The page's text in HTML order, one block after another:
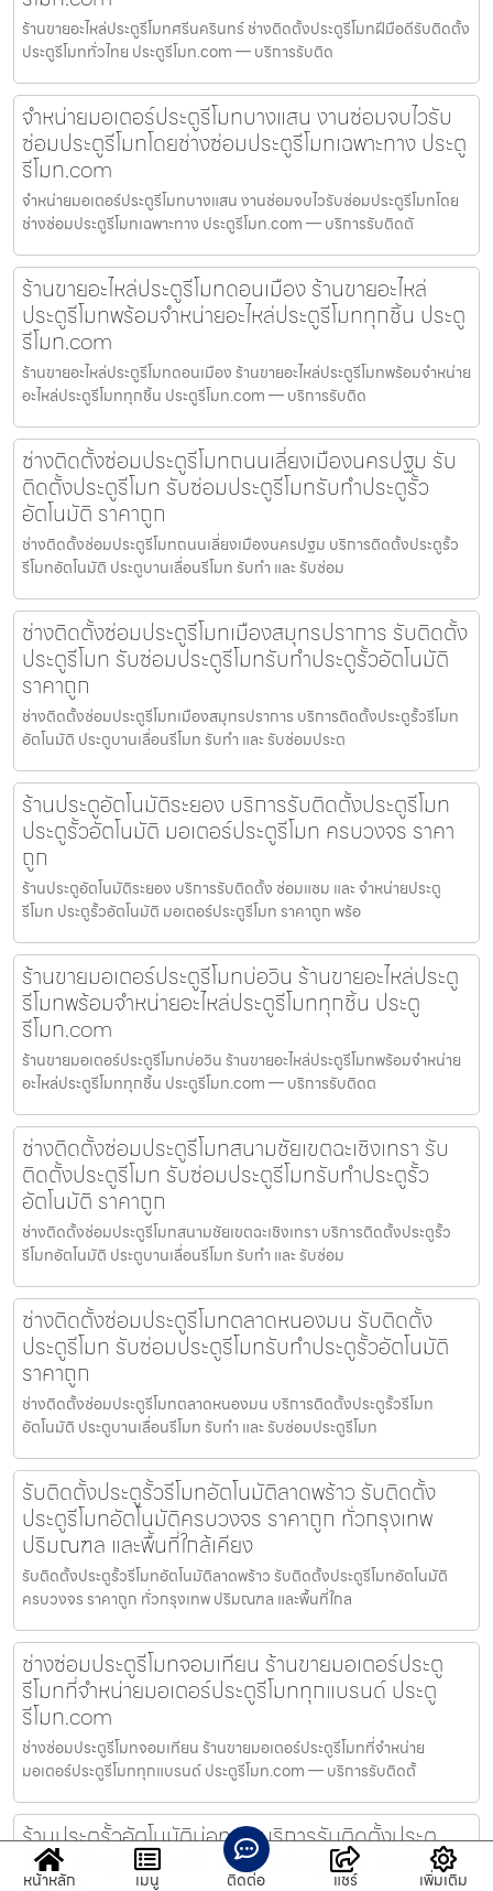
ร้านขายอะไหล่ประตูรีโมทศรีนครินทร์ ช่างติดตั้งประตูรีโมทฝีมือดีรับติดตั้ง
ประตูรีโมททั่วไทย ประตูรีโมท.com — บริการรับติด
จำหน่ายมอเตอร์ประตูรีโมทบางแสน งานซ่อมจบไวรับ
ซ่อมประตูรีโมทโดยช่างซ่อมประตูรีโมทเฉพาะทาง ประตู
รีโมท.com
จำหน่ายมอเตอร์ประตูรีโมทบางแสน งานซ่อมจบไวรับซ่อมประตูรีโมทโดย
ช่างซ่อมประตูรีโมทเฉพาะทาง ประตูรีโมท.com — บริการรับติดตั
ร้านขายอะไหล่ประตูรีโมทดอนเมือง ร้านขายอะไหล่
ประตูรีโมทพร้อมจำหน่ายอะไหล่ประตูรีโมททุกชิ้น ประตู
รีโมท.com
ร้านขายอะไหล่ประตูรีโมทดอนเมือง ร้านขายอะไหล่ประตูรีโมทพร้อมจำหน่าย
อะไหล่ประตูรีโมททุกชิ้น ประตูรีโมท.com — บริการรับติด
ช่างติดตั้งซ่อมประตูรีโมทถนนเลี่ยงเมืองนครปฐม รับ
ติดตั้งประตูรีโมท รับซ่อมประตูรีโมทรับทำประตูรั้ว
อัตโนมัติ ราคาถูก
ช่างติดตั้งซ่อมประตูรีโมทถนนเลี่ยงเมืองนครปฐม บริการติดตั้งประตูรั้ว
รีโมทอัตโนมัติ ประตูบานเลื่อนรีโมท รับทำ และ รับซ่อม
ช่างติดตั้งซ่อมประตูรีโมทเมืองสมุทรปราการ รับติดตั้ง
ประตูรีโมท รับซ่อมประตูรีโมทรับทำประตูรั้วอัตโนมัติ
ราคาถูก
ช่างติดตั้งซ่อมประตูรีโมทเมืองสมุทรปราการ บริการติดตั้งประตูรั้วรีโมท
อัตโนมัติ ประตูบานเลื่อนรีโมท รับทำ และ รับซ่อมประต
ร้านประตูอัตโนมัติระยอง บริการรับติดตั้งประตูรีโมท
ประตูรั้วอัตโนมัติ มอเตอร์ประตูรีโมท ครบวงจร ราคา
ถูก
ร้านประตูอัตโนมัติระยอง บริการรับติดตั้ง ซ่อมแซม และ จำหน่ายประตู
รีโมท ประตูรั้วอัตโนมัติ มอเตอร์ประตูรีโมท ราคาถูก พร้อ
ร้านขายมอเตอร์ประตูรีโมทบ่อวิน ร้านขายอะไหล่ประตู
รีโมทพร้อมจำหน่ายอะไหล่ประตูรีโมททุกชิ้น ประตู
รีโมท.com
ร้านขายมอเตอร์ประตูรีโมทบ่อวิน ร้านขายอะไหล่ประตูรีโมทพร้อมจำหน่าย
อะไหล่ประตูรีโมททุกชิ้น ประตูรีโมท.com — บริการรับติดต
ช่างติดตั้งซ่อมประตูรีโมทสนามชัยเขตฉะเชิงเทรา รับ
ติดตั้งประตูรีโมท รับซ่อมประตูรีโมทรับทำประตูรั้ว
อัตโนมัติ ราคาถูก
ช่างติดตั้งซ่อมประตูรีโมทสนามชัยเขตฉะเชิงเทรา บริการติดตั้งประตูรั้ว
รีโมทอัตโนมัติ ประตูบานเลื่อนรีโมท รับทำ และ รับซ่อม
ช่างติดตั้งซ่อมประตูรีโมทตลาดหนองมน รับติดตั้ง
ประตูรีโมท รับซ่อมประตูรีโมทรับทำประตูรั้วอัตโนมัติ
ราคาถูก
ช่างติดตั้งซ่อมประตูรีโมทตลาดหนองมน บริการติดตั้งประตูรั้วรีโมท
อัตโนมัติ ประตูบานเลื่อนรีโมท รับทำ และ รับซ่อมประตูรีโมท
รับติดตั้งประตูรั้วรีโมทอัตโนมัติลาดพร้าว รับติดตั้ง
ประตูรีโมทอัตโนมัติครบวงจร ราคาถูก ทั่วกรุงเทพ
ปริมณฑล และพื้นที่ใกล้เคียง
รับติดตั้งประตูรั้วรีโมทอัตโนมัติลาดพร้าว รับติดตั้งประตูรีโมทอัตโนมัติ
ครบวงจร ราคาถูก ทั่วกรุงเทพ ปริมณฑล และพื้นที่ใกล
ช่างซ่อมประตูรีโมทจอมเทียน ร้านขายมอเตอร์ประตู
รีโมทที่จำหน่ายมอเตอร์ประตูรีโมททุกแบรนด์ ประตู
รีโมท.com
ช่างซ่อมประตูรีโมทจอมเทียน ร้านขายมอเตอร์ประตูรีโมทที่จำหน่าย
มอเตอร์ประตูรีโมททุกแบรนด์ ประตูรีโมท.com — บริการรับติดตั้
ร้านประตูรั้วอัตโนมัติบ่อทอง บริการรับติดตั้งประตู
รีโมท ประตูรั้วอัตโนมัติ มอเตอร์ประตูรีโมท ครบวงจร
หน้าหลัก เมนู ติดต่อ แชร์ เพิ่มเติม